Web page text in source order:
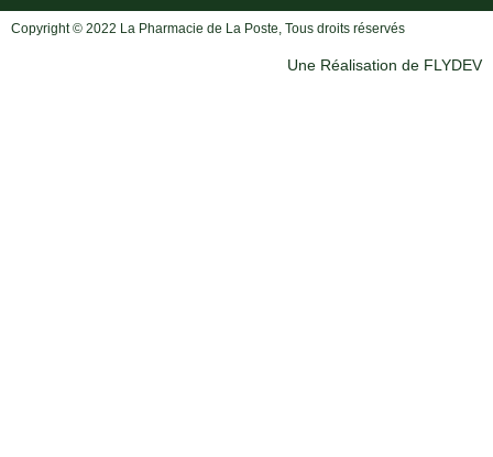
Copyright © 2022 La Pharmacie de La Poste, Tous droits réservés
Une Réalisation de FLYDEV